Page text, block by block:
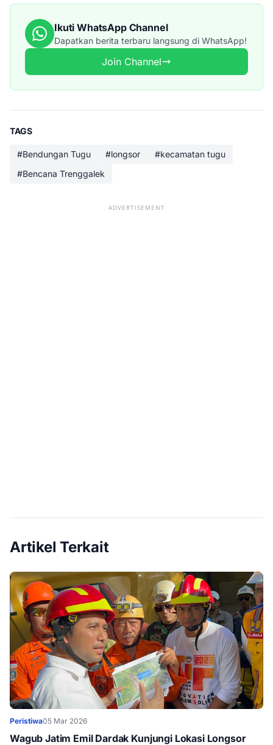
Ikuti WhatsApp Channel
Dapatkan berita terbaru langsung di WhatsApp!
Join Channel
TAGS
#Bendungan Tugu #longsor
#kecamatan tugu
#Bencana Trenggalek
ADVERTISEMENT
Artikel Terkait
Peristiwa05 Mar 2026
Wagub Jatim Emil Dardak Kunjungi Lokasi Longsor